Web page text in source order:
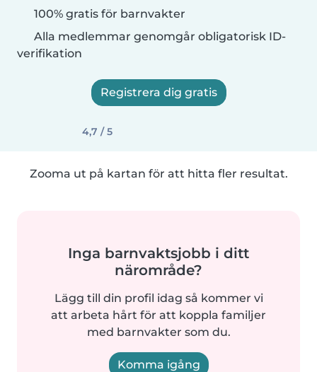
100% gratis för barnvakter
Alla medlemmar genomgår obligatorisk ID-
verifikation
Registrera dig gratis
4,7 / 5
Zooma ut på kartan för att hitta fler resultat.
Inga barnvaktsjobb i ditt
närområde?
Lägg till din profil idag så kommer vi
att arbeta hårt för att koppla familjer
med barnvakter som du.
Komma igång